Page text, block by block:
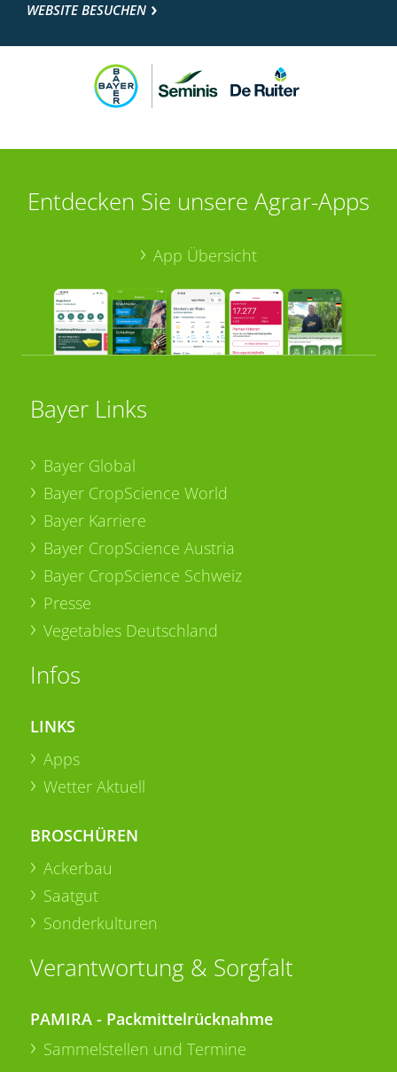
WEBSITE BESUCHEN
Entdecken Sie unsere Agrar-Apps
App Übersicht
Bayer Links
Bayer Global
Bayer CropScience World
Bayer Karriere
Bayer CropScience Austria
Bayer CropScience Schweiz
Presse
Vegetables Deutschland
Infos
LINKS
Apps
Wetter Aktuell
BROSCHÜREN
Ackerbau
Saatgut
Sonderkulturen
Verantwortung & Sorgfalt
PAMIRA - Packmittelrücknahme
Sammelstellen und Termine